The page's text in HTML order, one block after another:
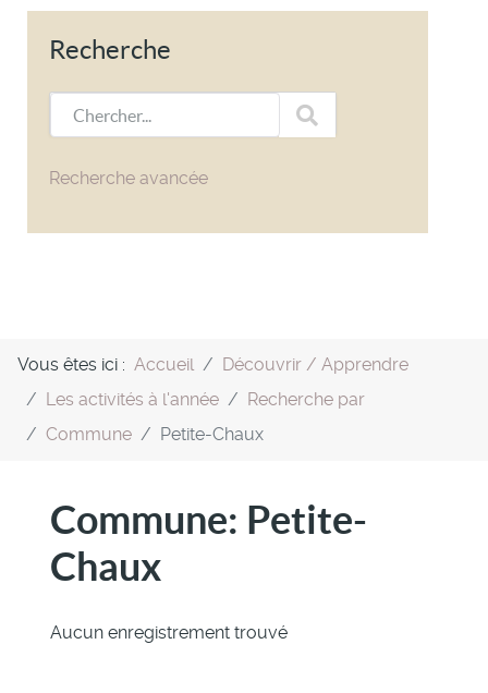
Recherche
Chercher...
Recherche avancée
Vous êtes ici : Accueil
Découvrir / Apprendre
Les activités à l'année
Recherche par
Commune
Petite-Chaux
Commune: Petite-
Chaux
Aucun enregistrement trouvé